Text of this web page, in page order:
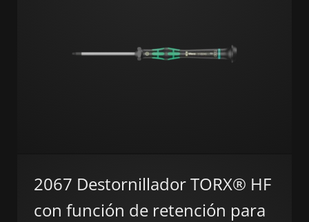
2067 Destornillador TORX® HF
con función de retención para